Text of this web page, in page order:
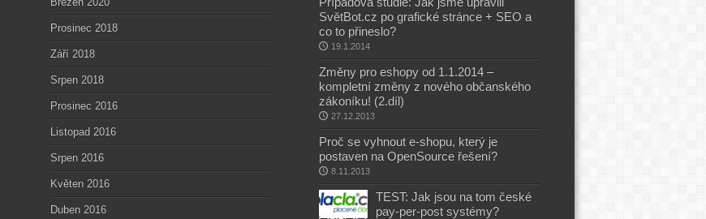
Prosinec 2018
Září 2018
Srpen 2018
Prosinec 2016
Listopad 2016
Srpen 2016
Květen 2016
Duben 2016
SvětBot.cz po grafické stránce + SEO a
co to přineslo?
19.1.2014
Změny pro eshopy od 1.1.2014 –
kompletní změny z nového občanského
zákoníku! (2.díl)
27.12.2013
Proč se vyhnout e-shopu, který je
postaven na OpenSource řešení?
8.11.2013
TEST: Jak jsou na tom české
pay-per-post systémy?